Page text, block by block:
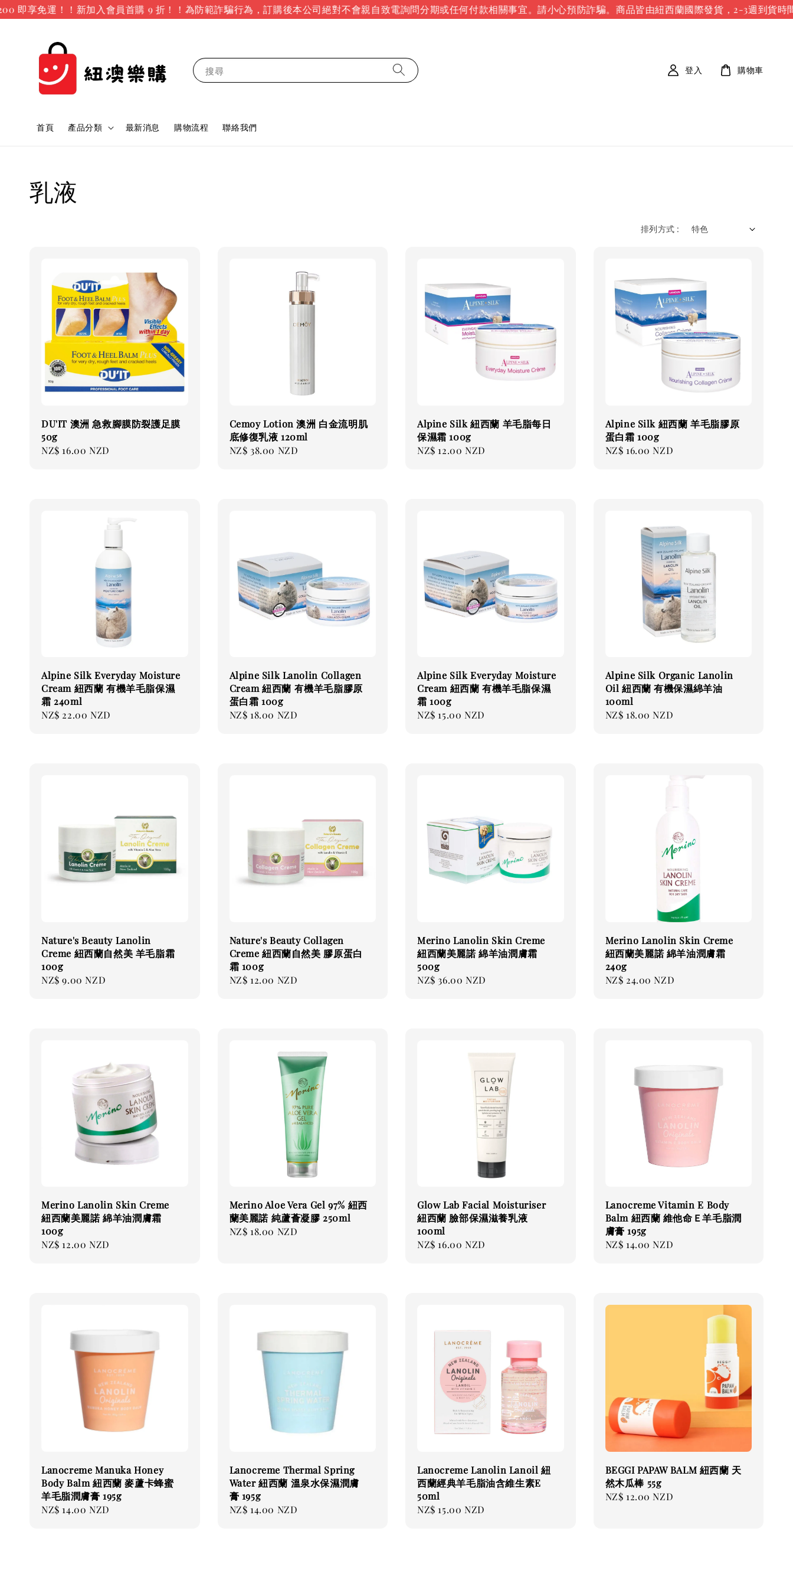
享免運！！新加入會員首購 9 折！！ 為防範詐騙行為，訂購後本公司絕對不會親自致電詢問分期或任何付款相關事宜。請小心預防詐騙。商品皆由紐西蘭國際發貨，2-3週到貨時間
搜尋
首頁 產品分類 最新消息 購物流程 聯絡我們
登入 購物車
乳液
排列方式 :
DU'IT 澳洲 急救腳膜防裂護足膜
50g
Regular
NZ$ 16.00 NZD
Cemoy Lotion 澳洲 白金流明肌
底修復乳液 120ml
Regular
NZ$ 38.00 NZD
Alpine Silk 紐西蘭 羊毛脂每日
保濕霜 100g
Regular
NZ$ 12.00 NZD
Alpine Silk 紐西蘭 羊毛脂膠原
蛋白霜 100g
Regular
NZ$ 16.00 NZD
Alpine Silk Everyday Moisture
Cream 紐西蘭 有機羊毛脂保濕
霜 240ml
Regular
NZ$ 22.00 NZD
Alpine Silk Lanolin Collagen
Cream 紐西蘭 有機羊毛脂膠原
蛋白霜 100g
Regular
NZ$ 18.00 NZD
Alpine Silk Everyday Moisture
Cream 紐西蘭 有機羊毛脂保濕
霜 100g
Regular
NZ$ 15.00 NZD
Alpine Silk Organic Lanolin
Oil 紐西蘭 有機保濕綿羊油
100ml
Regular
NZ$ 18.00 NZD
Nature's Beauty Lanolin
Creme 紐西蘭自然美 羊毛脂霜
100g
Regular
NZ$ 9.00 NZD
Nature's Beauty Collagen
Creme 紐西蘭自然美 膠原蛋白
霜 100g
Regular
NZ$ 12.00 NZD
Merino Lanolin Skin Creme
紐西蘭美麗諾 綿羊油潤膚霜
500g
Regular
NZ$ 36.00 NZD
Merino Lanolin Skin Creme
紐西蘭美麗諾 綿羊油潤膚霜
240g
Regular
NZ$ 24.00 NZD
Merino Lanolin Skin Creme
紐西蘭美麗諾 綿羊油潤膚霜
100g
Regular
NZ$ 12.00 NZD
Merino Aloe Vera Gel 97% 紐西
蘭美麗諾 純蘆薈凝膠 250ml
Regular
NZ$ 18.00 NZD
Glow Lab Facial Moisturiser
紐西蘭 臉部保濕滋養乳液
100ml
Regular
NZ$ 16.00 NZD
Lanocreme Vitamin E Body
Balm 紐西蘭 維他命Ｅ羊毛脂潤
膚膏 195g
Regular
NZ$ 14.00 NZD
Lanocreme Manuka Honey
Body Balm 紐西蘭 麥蘆卡蜂蜜
羊毛脂潤膚膏 195g
Regular
NZ$ 14.00 NZD
Lanocreme Thermal Spring
Water 紐西蘭 溫泉水保濕潤膚
膏 195g
Regular
NZ$ 14.00 NZD
Lanocreme Lanolin Lanoil 紐
西蘭經典羊毛脂油含維生素E
50ml
Regular
NZ$ 15.00 NZD
BEGGI PAPAW BALM 紐西蘭 天
然木瓜棒 55g
Regular
NZ$ 12.00 NZD